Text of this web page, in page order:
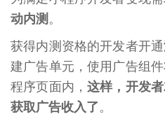
动内测 。
获得内测资格的开发者开通
建广告单元，使用广告组
程序页面内，这样，开发
获取广告收入了 。